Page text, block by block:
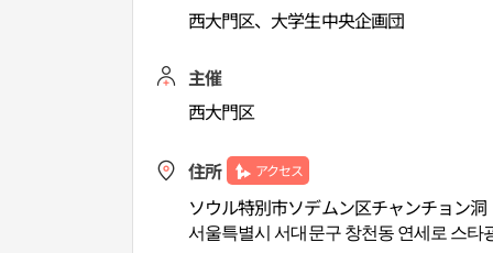
西大門区、大学生中央企画団
主催
西大門区
住所 アクセス
ソウル特別市ソデムン区チャンチョン洞
서울특별시 서대문구 창천동 연세로 스타